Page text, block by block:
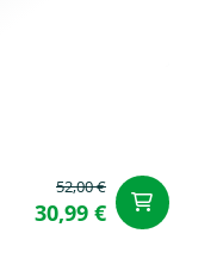
52,00 €
30,99 €